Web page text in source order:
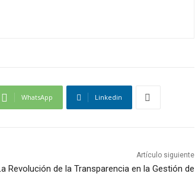
WhatsApp Linkedin
Artículo siguiente
Revolución de la Transparencia en la Gestión de